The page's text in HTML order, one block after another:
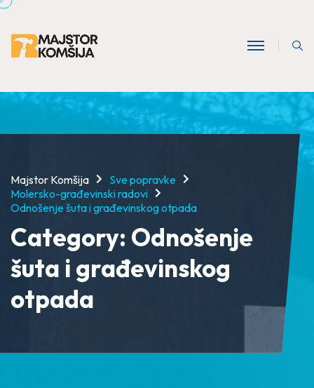
Majstor Komšija
Sve popravke
Molersko-građevinski radovi
Odnošenje šuta i građevinskog otpada
Category: Odnošenje
šuta i građevinskog
otpada